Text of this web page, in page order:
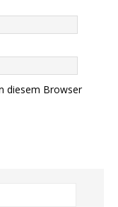
diesem Browser